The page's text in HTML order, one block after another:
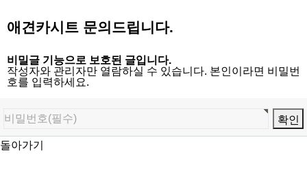
애견카시트 문의드립니다.
비밀글 기능으로 보호된 글입니다.
작성자와 관리자만 열람하실 수 있습니다. 본인이라면 비밀번
호를 입력하세요.
돌아가기